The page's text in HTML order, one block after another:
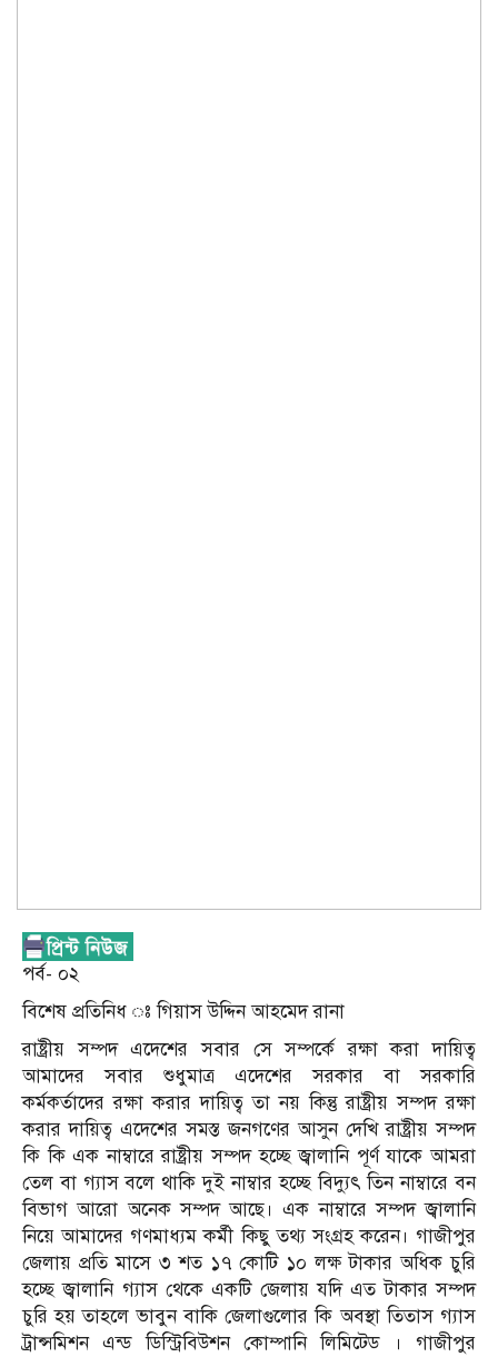
পর্ব- ০২
বিশেষ প্রতিনিধ ঃ গিয়াস উদ্দিন আহমেদ রানা
রাষ্ট্রীয় সম্পদ এদেশের সবার সে সম্পর্কে রক্ষা করা দায়িত্ব
আমাদের সবার শুধুমাত্র এদেশের সরকার বা সরকারি
কর্মকর্তাদের রক্ষা করার দায়িত্ব তা নয় কিন্তু রাষ্ট্রীয় সম্পদ রক্ষা
করার দায়িত্ব এদেশের সমস্ত জনগণের আসুন দেখি রাষ্ট্রীয় সম্পদ
কি কি এক নাম্বারে রাষ্ট্রীয় সম্পদ হচ্ছে জ্বালানি পূর্ণ যাকে আমরা
তেল বা গ্যাস বলে থাকি দুই নাম্বার হচ্ছে বিদ্যুৎ তিন নাম্বারে বন
বিভাগ আরো অনেক সম্পদ আছে। এক নাম্বারে সম্পদ জ্বালানি
নিয়ে আমাদের গণমাধ্যম কর্মী কিছু তথ্য সংগ্রহ করেন। গাজীপুর
জেলায় প্রতি মাসে ৩ শত ১৭ কোটি ১০ লক্ষ টাকার অধিক চুরি
হচ্ছে জ্বালানি গ্যাস থেকে একটি জেলায় যদি এত টাকার সম্পদ
চুরি হয় তাহলে ভাবুন বাকি জেলাগুলোর কি অবস্থা তিতাস গ্যাস
ট্রান্সমিশন এন্ড ডিস্ট্রিবিউশন কোম্পানি লিমিটেড । গাজীপুর